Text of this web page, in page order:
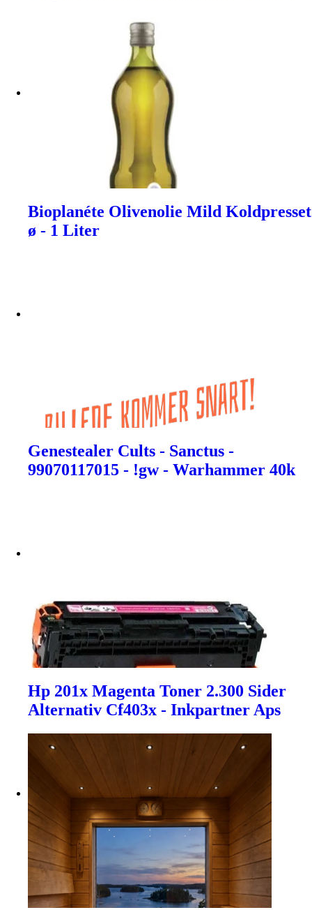
Bioplanéte Olivenolie Mild Koldpresset
ø - 1 Liter
Genestealer Cults - Sanctus -
99070117015 - !gw - Warhammer 40k
Hp 201x Magenta Toner 2.300 Sider
Alternativ Cf403x - Inkpartner Aps